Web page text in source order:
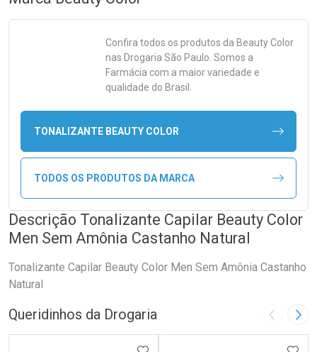
Confira todos os produtos da Beauty Color
nas Drogaria São Paulo. Somos a
Farmácia com a maior variedade e
qualidade do Brasil.
TONALIZANTE BEAUTY COLOR
TODOS OS PRODUTOS DA MARCA
Descrição Tonalizante Capilar Beauty Color
Men Sem Amônia Castanho Natural
Tonalizante Capilar Beauty Color Men Sem Amônia Castanho
Natural
Queridinhos da Drogaria Imagem